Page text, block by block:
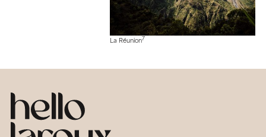
La Réunion7